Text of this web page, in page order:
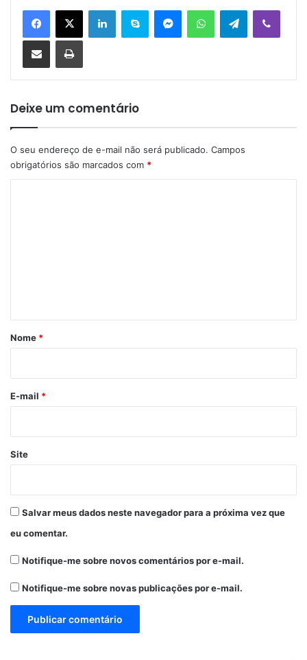
Telegram
Deixe um comentário
O seu endereço de e-mail não será publicado. Campos
obrigatórios são marcados com *
r
*
Nome *
E-mail *
Site
Salvar meus dados neste navegador para a próxima vez que
eu comentar.
Notifique-me sobre novos comentários por e-mail.
Notifique-me sobre novas publicações por e-mail.